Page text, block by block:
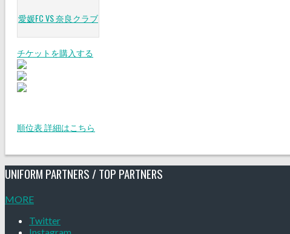
愛媛FC VS 奈良クラブ
チケットを購入する
順位表 詳細はこちら
UNIFORM PARTNERS / TOP PARTNERS
MORE
Twitter